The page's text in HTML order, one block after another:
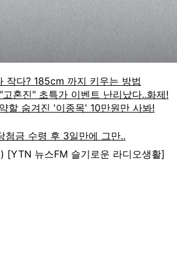
[YTN 뉴스FM 슬기로운 라디오생활]